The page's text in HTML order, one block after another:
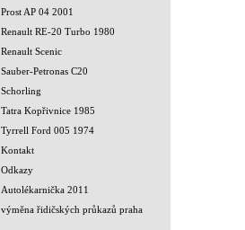
Prost AP 04 2001
Renault RE-20 Turbo 1980
Renault Scenic
Sauber-Petronas C20
Schorling
Tatra Kopřivnice 1985
Tyrrell Ford 005 1974
Kontakt
Odkazy
Autolékarnička 2011
výměna řidičských průkazů praha